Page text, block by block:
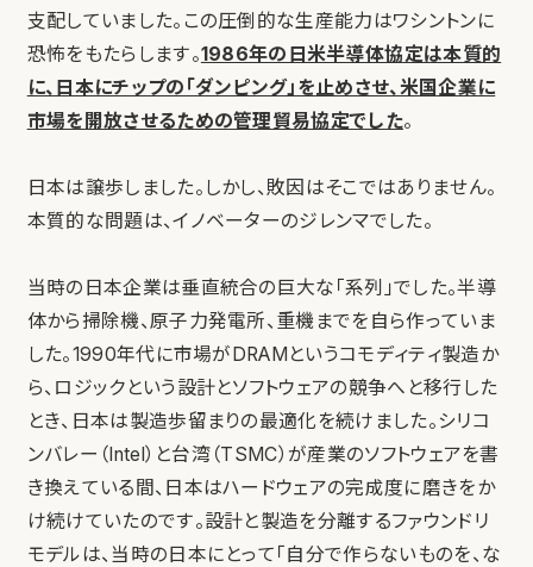
支配していました。この圧倒的な生産能力はワシントンに
恐怖をもたらします。1986年の日米半導体協定は本質的
に、日本にチップの「ダンピング」を止めさせ、米国企業に
市場を開放させるための管理貿易協定でした。
日本は譲歩しました。しかし、敗因はそこではありません。
本質的な問題は、イノベーターのジレンマでした。
当時の日本企業は垂直統合の巨大な「系列」でした。半導
体から掃除機、原子力発電所、重機までを自ら作っていま
した。1990年代に市場がDRAMというコモディティ製造か
ら、ロジックという設計とソフトウェアの競争へと移行した
とき、日本は製造歩留まりの最適化を続けました。シリコ
ンバレー（Intel）と台湾（TSMC）が産業のソフトウェアを書
き換えている間、日本はハードウェアの完成度に磨きをか
け続けていたのです。設計と製造を分離するファウンドリ
モデルは、当時の日本にとって「自分で作らないものを、な